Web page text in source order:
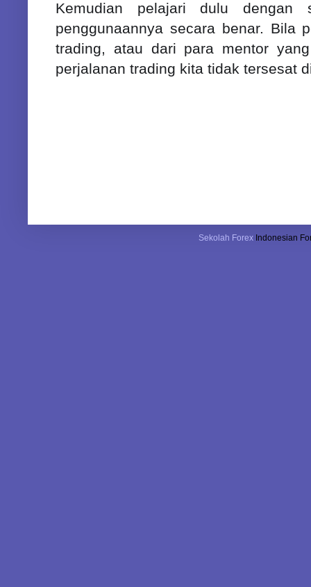
Kemudian pelajari dulu dengan
penggunaannya secara benar. Bila
trading, atau dari para mentor
perjalanan trading kita tidak tersesat
Sekolah ForexIndonesian